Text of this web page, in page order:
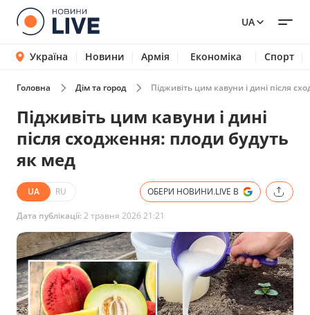
UA
Україна Новини Армія Економіка Спорт
Головна Дім та город Підживіть цим кавуни і дині після
Підживіть цим кавуни і дині
після сходження: плоди будуть
як мед
UA RU ОБЕРИ НОВИНИ.LIVE В
Дата публікації:2 травня 2026 21:21